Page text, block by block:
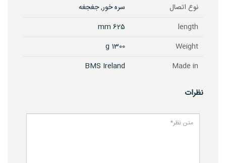
نوع اتصال
سره خور, جغجغه
length
625 mm
Weight
1300 g
Made in
BMS Ireland
نظرات